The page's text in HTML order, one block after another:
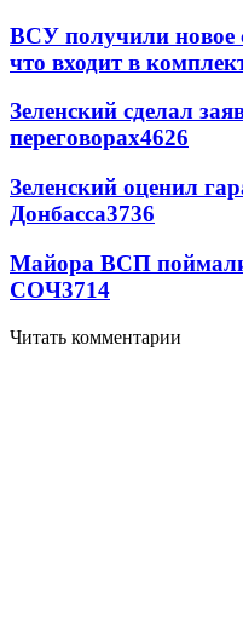
ВСУ получили новое
что входит в
Зеленский сделал
переговорах4626
Зеленский оценил
Донбасса3736
Майора ВСП
СОЧ3714
Читать комментарии